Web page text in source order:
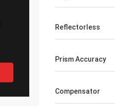
Reflectorless
Prism Accuracy
Compensator